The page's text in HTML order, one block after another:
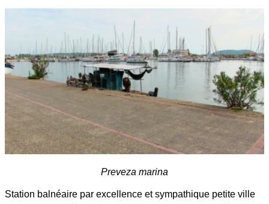
Preveza marina
Station balnéaire par excellence et sympathique petite ville